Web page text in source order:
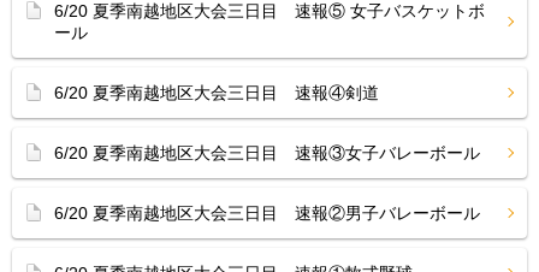
6/20 夏季南越地区大会三日目 速報⑤ 女子バスケットボ
ール
6/20 夏季南越地区大会三日目 速報④剣道
6/20 夏季南越地区大会三日目 速報③女子バレーボール
6/20 夏季南越地区大会三日目 速報②男子バレーボール